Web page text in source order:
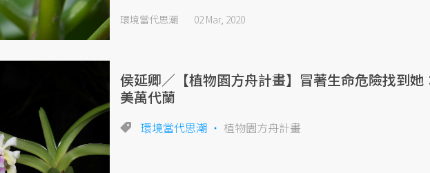
環境當代思潮 02 Mar, 2020
侯延卿／【植物園方舟計畫】冒著生命危險找到她
美萬代蘭
環境當代思潮 植物園方舟計畫